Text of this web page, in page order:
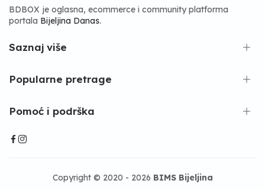
BDBOX je oglasna, ecommerce i community platforma
portala Bijeljina Danas.
Saznaj više
Popularne pretrage
Pomoć i podrška
Copyright © 2020 - 2026 BIMS Bijeljina